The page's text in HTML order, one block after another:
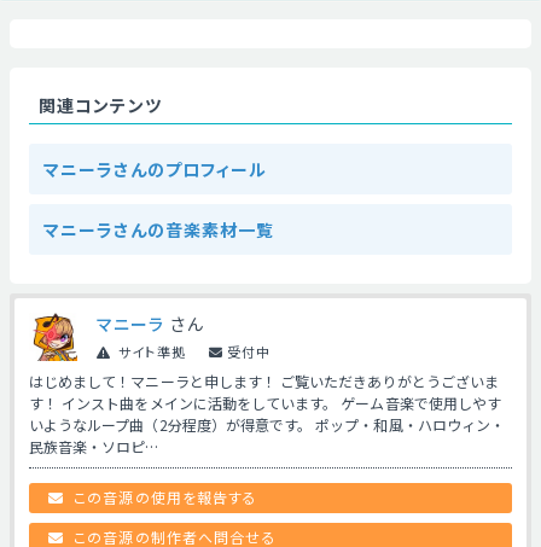
関連コンテンツ
マニーラさんのプロフィール
マニーラさんの音楽素材一覧
マニーラ さん
サイト準拠 受付中
はじめまして！マニーラと申します！ ご覧いただきありがとうございま
す！ インスト曲をメインに活動をしています。 ゲーム音楽で使用しやす
いようなループ曲（2分程度）が得意です。 ポップ・和風・ハロウィン・
民族音楽・ソロピ…
この音源の使用を報告する
この音源の制作者へ問合せる